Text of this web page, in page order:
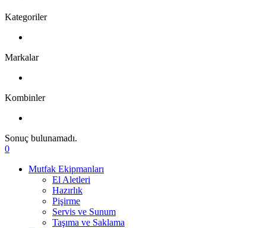
Kategoriler
Markalar
Kombinler
Sonuç bulunamadı.
0
Mutfak Ekipmanları
El Aletleri
Hazırlık
Pişirme
Servis ve Sunum
Taşıma ve Saklama